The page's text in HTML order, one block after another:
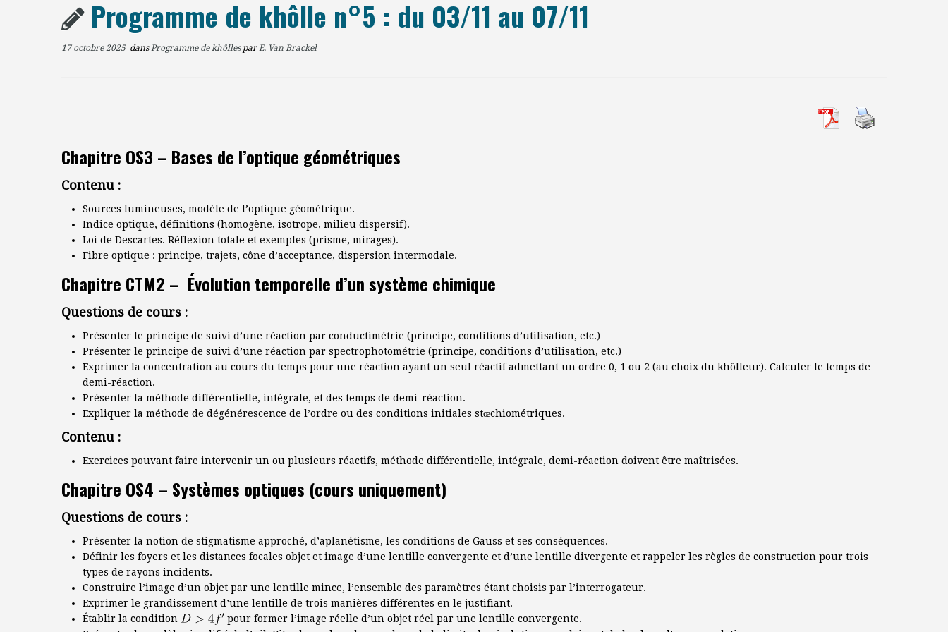
Programme de khôlle n°5 : du 03/11 au 07/11
17 octobre 2025dansProgramme de khôlles parE. Van Brackel
Chapitre OS3 – Bases de l’optique géométriques
Contenu :
Sources lumineuses, modèle de l’optique géométrique.
Indice optique, définitions (homogène, isotrope, milieu dispersif).
Loi de Descartes. Réflexion totale et exemples (prisme, mirages).
Fibre optique : principe, trajets, cône d’acceptance, dispersion intermodale.
Chapitre CTM2 – Évolution temporelle d’un système chimique
Questions de cours :
Présenter le principe de suivi d’une réaction par conductimétrie (principe, conditions d’utilisation, etc.)
Présenter le principe de suivi d’une réaction par spectrophotométrie (principe, conditions d’utilisation, etc.)
Exprimer la concentration au cours du temps pour une réaction ayant un seul réactif admettant un ordre 0, 1 ou 2 (au choix du khôlleur). Calculer le temps de
demi-réaction.
Présenter la méthode différentielle, intégrale, et des temps de demi-réaction.
Expliquer la méthode de dégénérescence de l’ordre ou des conditions initiales stœchiométriques.
Contenu :
Exercices pouvant faire intervenir un ou plusieurs réactifs, méthode différentielle, intégrale, demi-réaction doivent être maîtrisées.
Chapitre OS4 – Systèmes optiques (cours uniquement)
Questions de cours :
Présenter la notion de stigmatisme approché, d’aplanétisme, les conditions de Gauss et ses conséquences.
Définir les foyers et les distances focales objet et image d’une lentille convergente et d’une lentille divergente et rappeler les règles de construction pour trois
types de rayons incidents.
Construire l’image d’un objet par une lentille mince, l’ensemble des paramètres étant choisis par l’interrogateur.
Exprimer le grandissement d’une lentille de trois manières différentes en le justifiant.
Établir la condition
pour former l’image réelle d’un objet réel par une lentille convergente.